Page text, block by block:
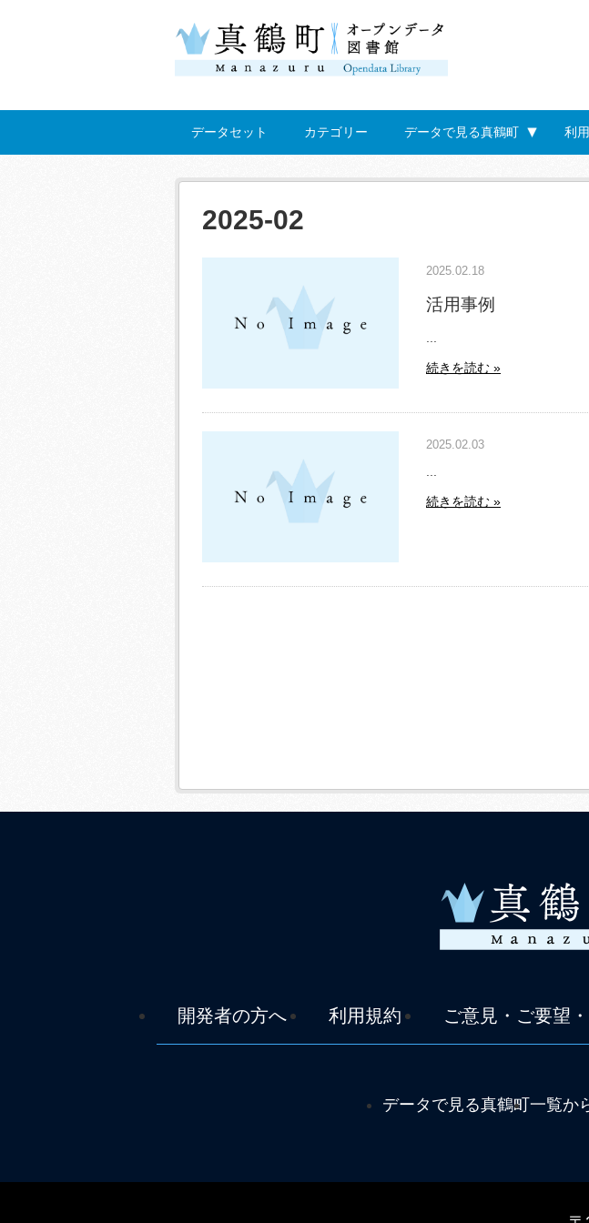
データセット カテゴリー データで見る真鶴町 利
2025-02
2025.02.18
活用事例
続きを読む »
2025.02.03
続きを読む »
開発者の方へ 利用規約 ご意見・ご要望
データで見る真鶴町 一覧か